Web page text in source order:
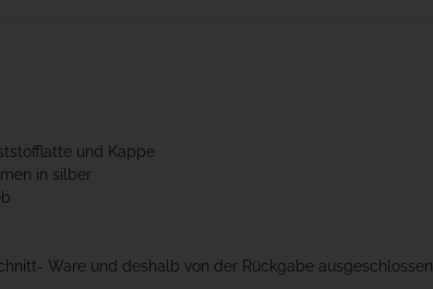
und Kappe
in silber
Ware und deshalb von der Rückgabe ausgeschlossen